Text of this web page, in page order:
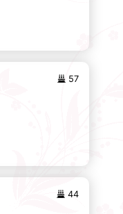
57
44